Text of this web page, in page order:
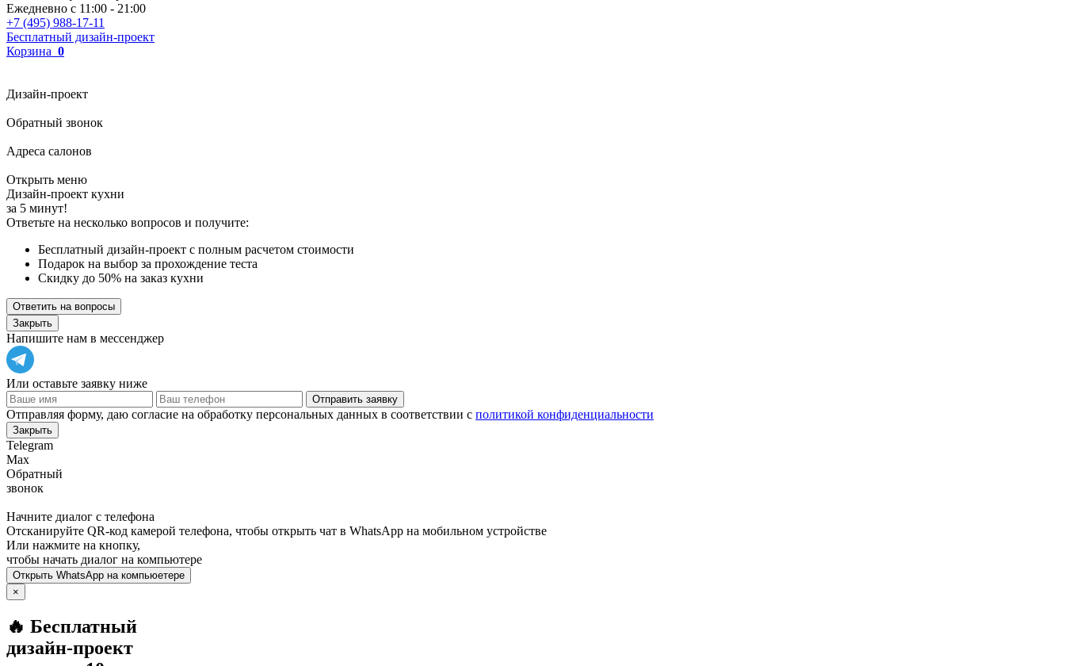
Ежедневно с 11:00 - 21:00
+7 (495) 988-17-11
Бесплатный дизайн-проект
Корзина 0
Дизайн-проект
Обратный звонок
Адреса салонов
Открыть меню
Дизайн-проект кухни
за 5 минут!
Ответьте на несколько вопросов и получите:
Бесплатный дизайн-проект с полным расчетом стоимости
Подарок на выбор за прохождение теста
Скидку до 50% на заказ кухни
Ответить на вопросы
Закрыть
Напишите нам в мессенджер
Или оставьте заявку ниже
Отправить заявку
Отправляя форму, даю согласие на обработку персональных данных в соответствии с политикой конфиденциальности
Закрыть
Telegram
Max
Обратный
звонок
Начните диалог с телефона
Отсканируйте QR-код камерой телефона, чтобы открыть чат в WhatsApp на мобильном устройстве
Или нажмите на кнопку,
чтобы начать диалог на компьютере
Открыть WhatsApp на компьюетере
×
🔥 Бесплатный
дизайн-проект